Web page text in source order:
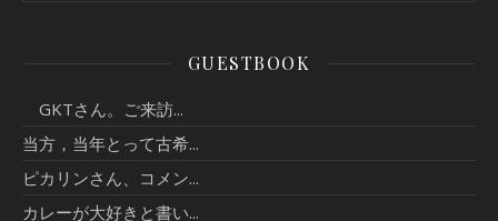
GUESTBOOK
GKTさん。ご来訪...
当方，当年とって古希...
ピカリンさん、コメン...
カレーが大好きと書い...